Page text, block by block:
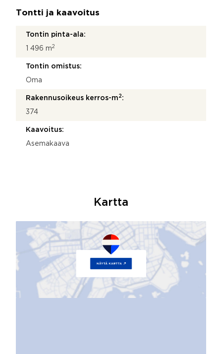
Tontti ja kaavoitus
Tontin pinta-ala:
1 496 m2
Tontin omistus:
Oma
Rakennusoikeus kerros-m 2 :
374
Kaavoitus:
Asemakaava
Kartta